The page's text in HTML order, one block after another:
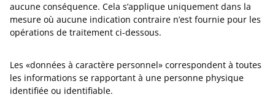
aucune conséquence. Cela s’applique uniquement dans la
mesure où aucune indication contraire n’est fournie pour les
opérations de traitement ci-dessous.
Les «données à caractère personnel» correspondent à toutes
les informations se rapportant à une personne physique
identifiée ou identifiable.